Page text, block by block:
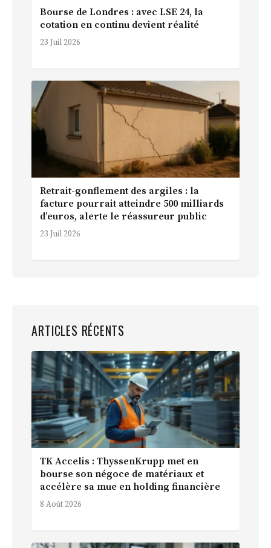
Bourse de Londres : avec LSE 24, la
cotation en continu devient réalité
23 Juil 2026
Retrait-gonflement des argiles : la
facture pourrait atteindre 500 milliards
d’euros, alerte le réassureur public
23 Juil 2026
ARTICLES RÉCENTS
TK Accelis : ThyssenKrupp met en
bourse son négoce de matériaux et
accélère sa mue en holding financière
8 Août 2026